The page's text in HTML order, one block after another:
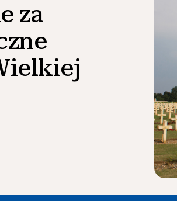
za